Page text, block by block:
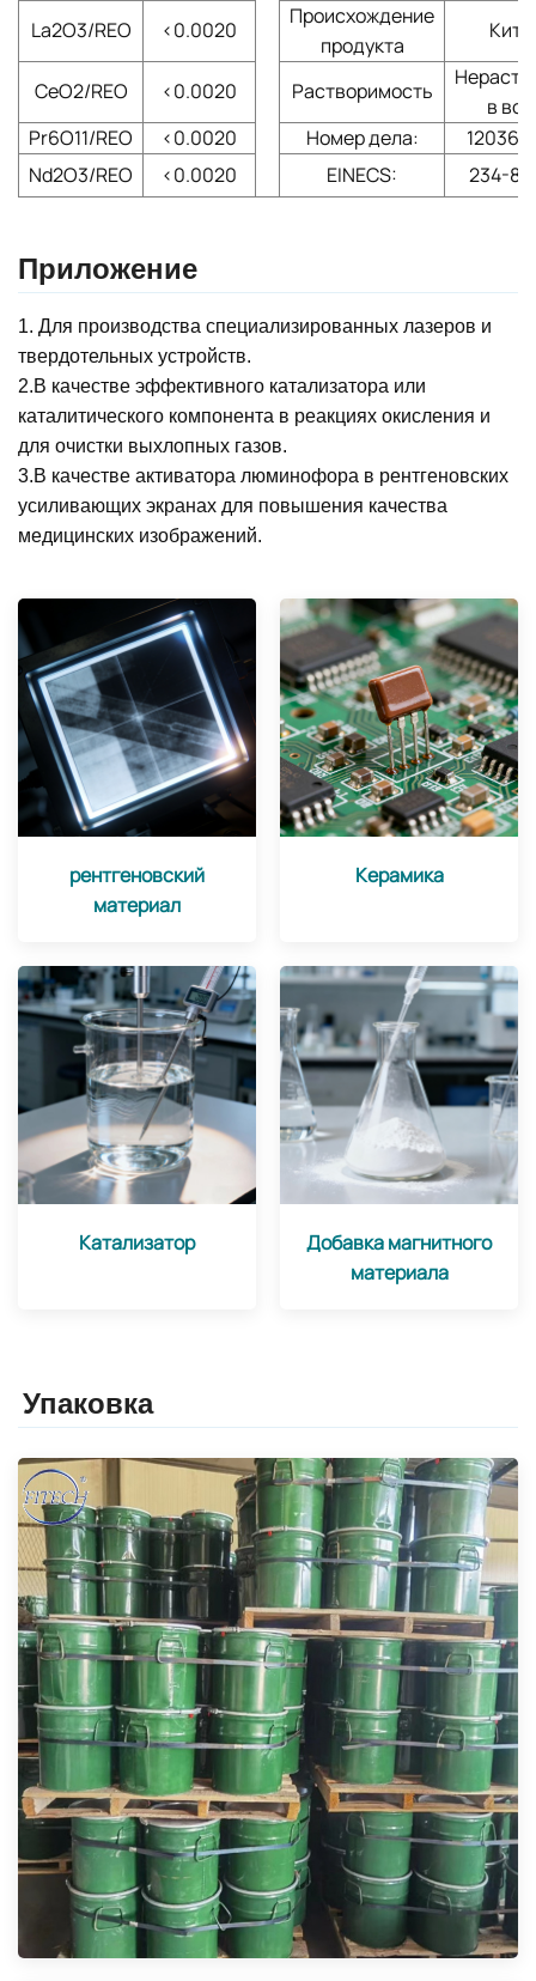
La2O3/REO <0.0020
Происхождение
продукта
CeO2/REO <0.0020 Растворимость
в
Pr6O11/REO
<0.0020 Номер дела:
12036-
Nd2O3/REO
<0.0020 EINECS: 234-
Приложение
1. Для производства специализированных лазеров и
твердотельных устройств.
2.В качестве эффективного катализатора или
каталитического компонента в реакциях окисления и
для очистки выхлопных газов.
3.В качестве активатора люминофора в рентгеновских
усиливающих экранах для повышения качества
медицинских изображений.
рентгеновский
материал
Керамика
Катализатор
Добавка магнитного
материала
Упаковка